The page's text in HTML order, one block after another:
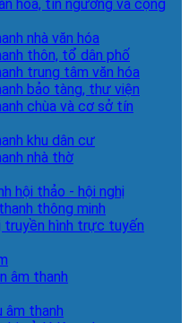
hóa, tín ngưỡng và cộng
nhà văn hóa
thôn, tổ dân phố
trung tâm văn hóa
bảo tàng, thư viện
chùa và cơ sở tín
khu dân cư
nhà thờ
hội thảo - hội nghị
thông minh
truyền hình trực tuyến
âm thanh
âm thanh